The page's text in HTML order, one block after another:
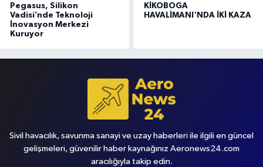
Pegasus, Silikon
Vadisi’nde Teknoloji
İnovasyon Merkezi
Kuruyor
KİKOBOGA
HAVALİMANI'NDA İKİ KAZA
Sivil havacılık, savunma sanayi ve uzay haberleri ile ilgili en güncel
gelişmeleri, güvenilir haber kaynağınız Aeronews24.com
aracılığıyla takip edin.